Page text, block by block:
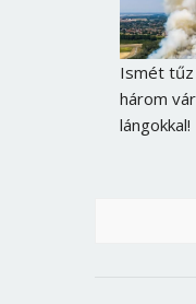
Ismét tűz
három
lángokkal!